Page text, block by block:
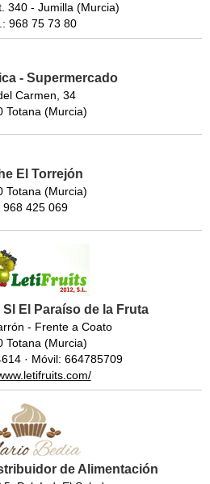
340 - Jumilla (Murcia)
968 75 73 80
- Supermercado
Carmen, 34
Totana (Murcia)
El Torrejón
Totana (Murcia)
968 425 069
El Paraíso de la Fruta
- Frente a Coato
Totana (Murcia)
· Móvil: 664785709
de Alimentación